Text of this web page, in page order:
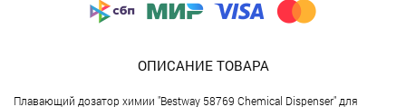
ОПИСАНИЕ ТОВАРА
Плавающий дозатор химии "Bestway 58769 Chemical Dispenser" для